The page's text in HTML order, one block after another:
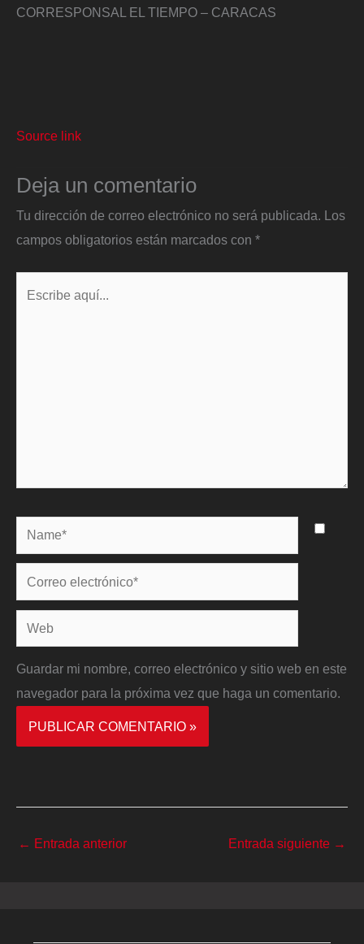
CORRESPONSAL EL TIEMPO – CARACAS
Source link
Deja un comentario
Tu dirección de correo electrónico no será publicada. Los
campos obligatorios están marcados con *
Name*
Correo
electrónico*
Web
Guardar mi nombre, correo electrónico y sitio web en este
navegador para la próxima vez que haga un comentario.
← Entrada anterior Entrada siguiente →